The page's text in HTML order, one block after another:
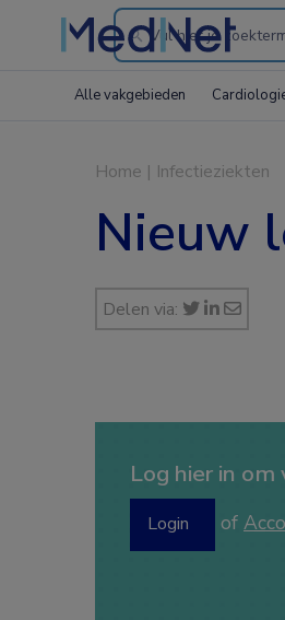
Search
the
Alle vakgebieden
Home | Infectieziekten
Nieuw
Delen via:
Log hier in
Login of